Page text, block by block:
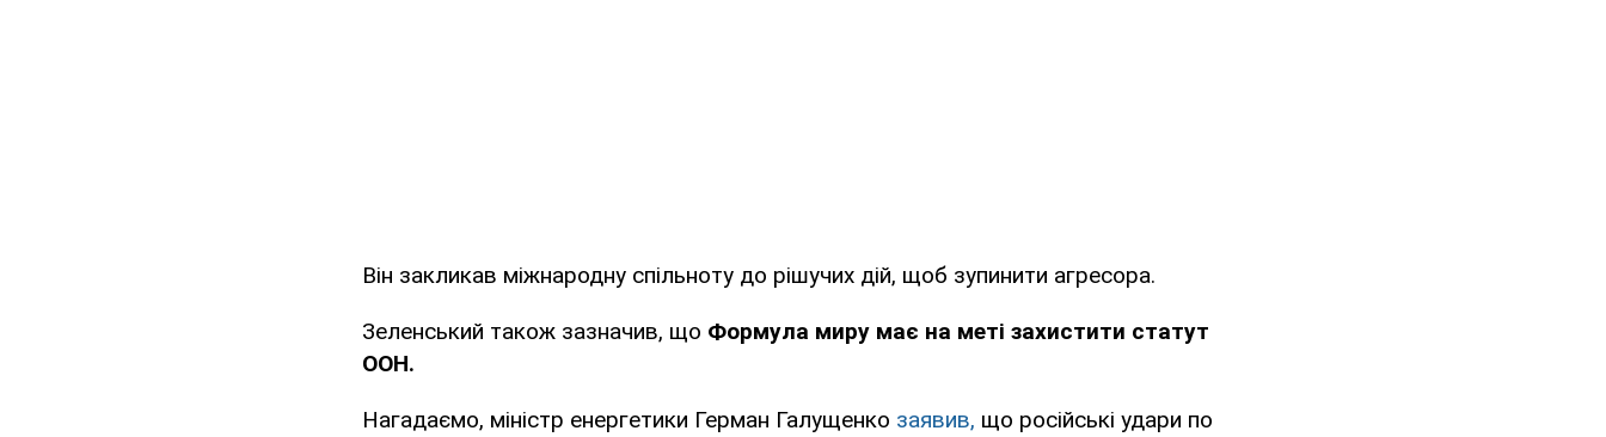
Він закликав міжнародну спільноту до рішучих дій, щоб зупинити агресора.
Зеленський також зазначив, що Формула миру має на меті захистити статут
ООН.
Нагадаємо, міністр енергетики Герман Галущенко заявив, що російські удари по